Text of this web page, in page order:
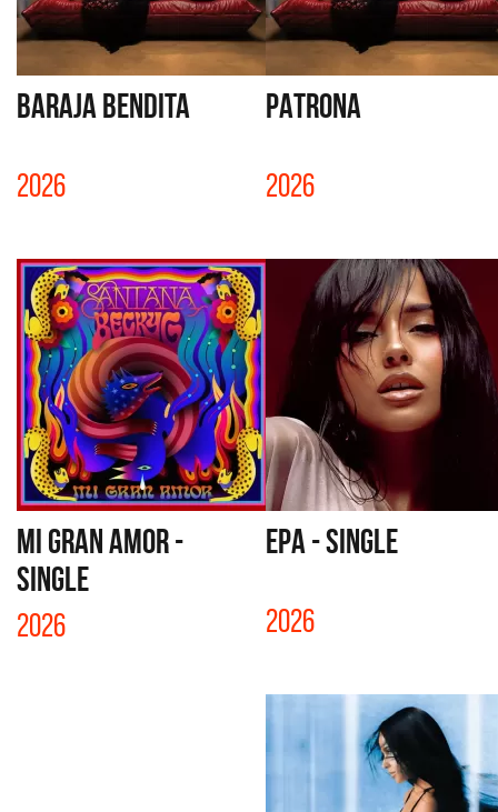
BARAJA BENDITA
2026
PATRONA
2026
MI GRAN AMOR -
SINGLE
2026
EPA - SINGLE
2026